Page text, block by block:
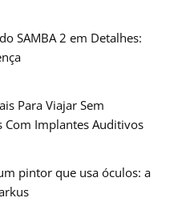
SAMBA 2 em Detalhes:
Para Viajar Sem
Com Implantes Auditivos
pintor que usa óculos: a